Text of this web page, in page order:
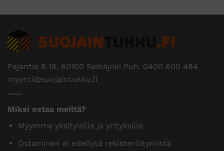
Pajantie B 18, 60100 Seinäjoki Puh. 0400 600 484
myynti@suojaintukku.fi
Miksi ostaa meiltä?
Myymme yksityisille ja yrityksille
Ostaminen ei edellytä rekisteröitymistä